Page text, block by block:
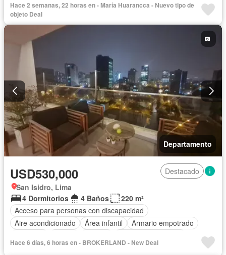
Hace 2 semanas, 22 horas en - María Huarancca - Nuevo tipo de
objeto Deal
Departamento
USD530,000
Destacado
San Isidro, Lima
4 Dormitorios
4 Baños
220 m²
Acceso para personas con discapacidad
Aire acondicionado
Área infantil
Armario empotrado
Tanque de agua
Cocina equipada
Cuarto de servicio
Hace 6 días, 6 horas en - BROKERLAND - New Deal